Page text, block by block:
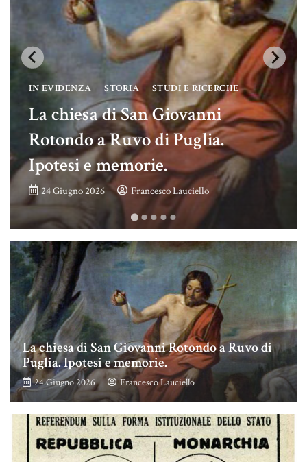
IN EVIDENZA STORIA STUDI E RICERCHE
La chiesa di San Giovanni
Rotondo a Ruvo di Puglia.
Ipotesi e memorie.
24 Giugno 2026 Francesco Lauciello
La chiesa di San Giovanni Rotondo a Ruvo di
Puglia. Ipotesi e memorie.
24 Giugno 2026 Francesco Lauciello